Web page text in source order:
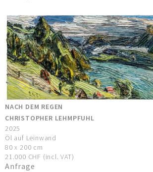
NACH DEM REGEN
CHRISTOPHER LEHMPFUHL
2025
Öl auf Leinwand
80 x 200 cm
21.000 CHF (incl. VAT)
Anfrage